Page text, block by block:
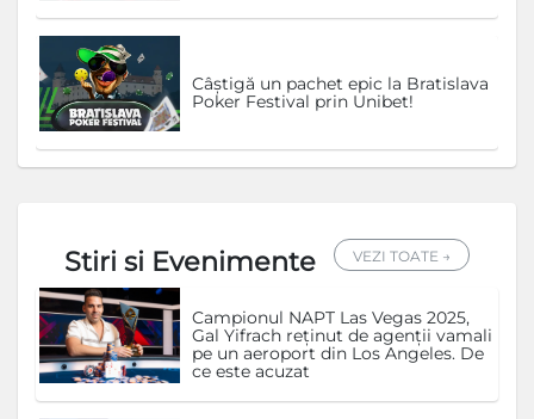
Câștigă un pachet epic la Bratislava
Poker Festival prin Unibet!
Stiri si Evenimente VEZI TOATE →
Campionul NAPT Las Vegas 2025,
Gal Yifrach reținut de agenții vamali
pe un aeroport din Los Angeles. De
ce este acuzat